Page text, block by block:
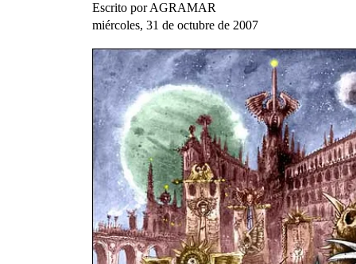
Escrito por AGRAMAR
miércoles, 31 de octubre de 2007